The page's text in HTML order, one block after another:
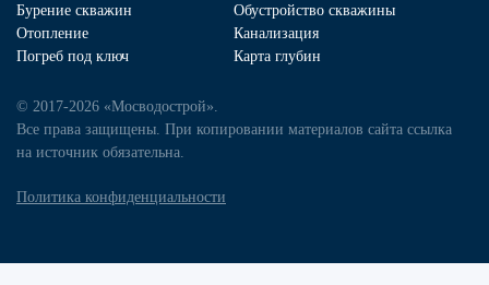
Бурение скважин
Обустройство скважины
Отопление
Канализация
Погреб под ключ
Карта глубин
© 2017-2026 «Мосводострой».
Все права защищены. При копировании материалов сайта ссылка
на источник обязательна.
Политика конфиденциальности